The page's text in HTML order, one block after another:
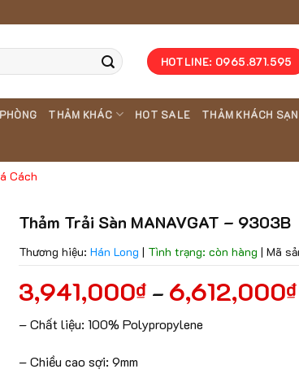
HOTLINE: 0965.871.595
THẢM KHÁC HOT SALE THẢM KHÁCH
Cách
Thảm Trải Sàn MANAVGAT – 9303B
Thương hiệu: Hán Long | Tình trạng: còn hàng | Mã
3,941,000₫ – 6,612,000₫
– Chất liệu: 100% Polypropylene
– Chiều cao sợi: 9mm